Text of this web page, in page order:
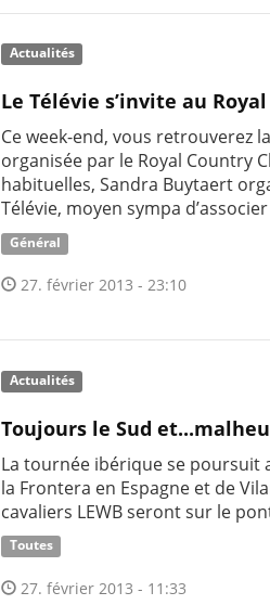
Actualités
Le Télévie s’invite au
Ce week-end, vous retrouverez
organisée par le Royal Country
habituelles, Sandra Buytaert
Télévie, moyen sympa
Général
27. février 2013 - 23:10
Actualités
Toujours le Sud
La tournée ibérique se poursuit
la Frontera en Espagne et de
cavaliers LEWB seront sur le
Toutes
27. février 2013 - 11:33